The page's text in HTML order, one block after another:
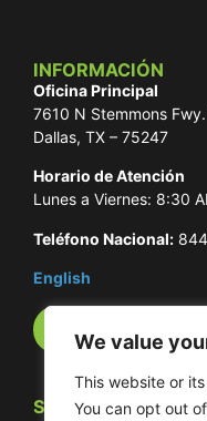
We value
This website or
You can opt out
INFORMACIÓN
Oficina Principal
7610 N Stemmons
Dallas, TX – 75247
Horario de Atención
Lunes a Viernes: 8:30
Teléfono Nacional:
English
Números de
SOCIALES